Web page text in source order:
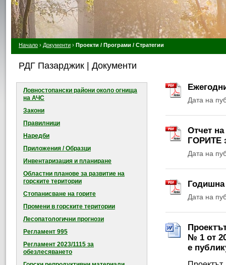
Начало › Документи › Проекти / Програми / Стратегии
РДГ Пазарджик | Документи
Ловностопански райони около огнищa
на АЧС
Закони
Правилници
Наредби
Приложения / Образци
Инвентаризация и планиране
Областни планове за развитие на
горските територии
Стопанисване на горите
Промени в горските територии
Лесопатологични прогнози
Регламент 995
Регламент 2023/1115 за
обезлесяването
Дата на
Отчет
ГОРИТЕ
Дата на
Годишна
Дата на
№ 1 от
е